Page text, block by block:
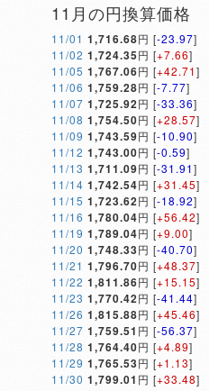
11月の円換算価格
11/01 1,716.68円 [-23.97]
11/02 1,724.35円 [+7.66]
11/05 1,767.06円 [+42.71]
11/06 1,759.28円 [-7.77]
11/07 1,725.92円 [-33.36]
11/08 1,754.50円 [+28.57]
11/09 1,743.59円 [-10.90]
11/12 1,743.00円 [-0.59]
11/13 1,711.09円 [-31.91]
11/14 1,742.54円 [+31.45]
11/15 1,723.62円 [-18.92]
11/16 1,780.04円 [+56.42]
11/19 1,789.04円 [+9.00]
11/20 1,748.33円 [-40.70]
11/21 1,796.70円 [+48.37]
11/22 1,811.86円 [+15.15]
11/23 1,770.42円 [-41.44]
11/26 1,815.88円 [+45.46]
11/27 1,759.51 円 [-56.37]
11/28 1,764.40円 [+4.89]
11/29 1,765.53円 [+1.13]
11/30 1,799.01 円 [+33.48]